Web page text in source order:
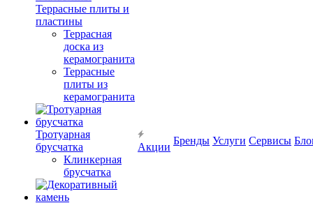
Террасные плиты и
пластины
Террасная
доска из
керамогранита
Террасные
плиты из
керамогранита
Тротуарная
брусчатка
Клинкерная
брусчатка
Акции
Бренды Услуги Сервисы